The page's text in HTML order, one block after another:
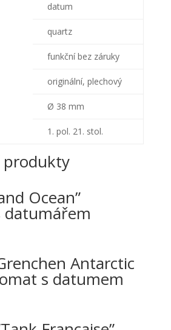
datum
quartz
funkční bez záruky
originální, plechový
Ø 38 mm
1. pol. 21. stol.
produkty
Ocean”
Antarctic
s datumem